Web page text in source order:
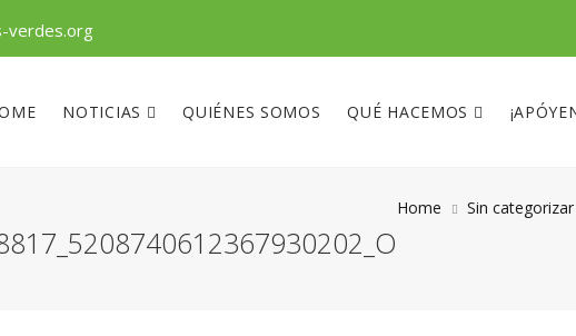
verdes.org
NOTICIAS QUIÉNES SOMOS QUÉ HACEMOS
Home Sin categorizar